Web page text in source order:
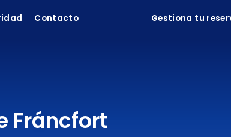
Contacto Gestiona tu
Fráncfort